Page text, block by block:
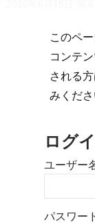
このペ
コンテ
される
みくださ
ログ
ユーザー
パスワー